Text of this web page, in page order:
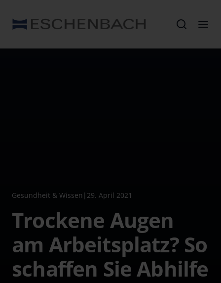
Gesundheit & Wissen | 29. April 2021
Trockene Augen
am Arbeitsplatz? So
schaffen Sie Abhilfe